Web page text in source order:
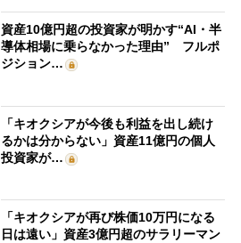
資産10億円超の投資家が明かす“AI・半
導体相場に乗らなかった理由” フルポ
ジション…
「キオクシアが今後も利益を出し続け
るかは分からない」資産11億円の個人
投資家が…
「キオクシアが再び株価10万円になる
日は遠い」資産3億円超のサラリーマン